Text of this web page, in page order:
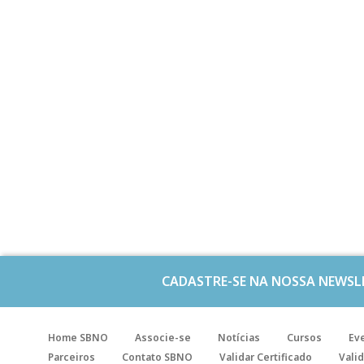
CADASTRE-SE NA NOSSA
Home SBNO Associe-se Notícias Cursos
Parceiros
Contato SBNO Validar Certificado